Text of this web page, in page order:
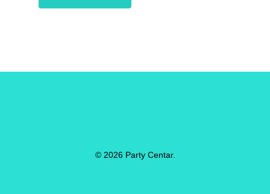
© 2026 Party Centar.